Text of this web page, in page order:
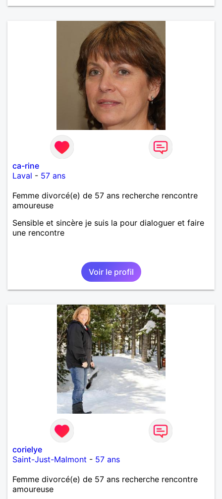
ca-rine
Laval - 57 ans
Femme divorcé(e) de 57 ans recherche rencontre
amoureuse
Sensible et sincère je suis la pour dialoguer et faire
une rencontre
Voir le profil
corielye
Saint-Just-Malmont - 57 ans
Femme divorcé(e) de 57 ans recherche rencontre
amoureuse